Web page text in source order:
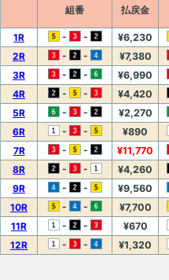
組番
払戻金
1R - - ¥6,230
2R
- - ¥7,380
3R
- - ¥6,990
4R
- - ¥4,420
5R
- - ¥2,270
6R
- - ¥890
7R
- - ¥11,770
8R
- - ¥4,260
9R
- - ¥9,560
10R
- - ¥7,700
11R
- - ¥670
12R
- - ¥1,320